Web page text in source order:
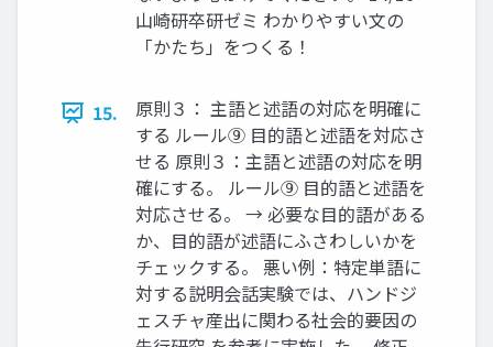
山崎研卒研ゼミ わかりやすい文の
「かたち」をつくる！
15.
原則３： 主語と述語の対応を明確に
する ルール⑨ 目的語と述語を対応さ
せる 原則３：主語と述語の対応を明
確にする。 ルール⑨ 目的語と述語を
対応させる。 → 必要な目的語がある
か、目的語が述語にふさわしいかを
チェックする。 悪い例：特定単語に
対する説明会話実験では、ハンドジ
ェスチャ産出に関わる社会的要因の